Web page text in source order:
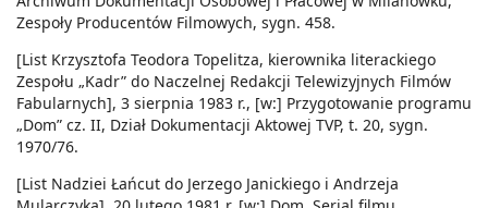
Zespoły Producentów Filmowych, sygn. 458.
[List Krzysztofa Teodora Topelitza, kierownika literackiego
Zespołu „Kadr” do Naczelnej Redakcji Telewizyjnych Filmów
Fabularnych], 3 sierpnia 1983 r., [w:] Przygotowanie programu
„Dom” cz. II, Dział Dokumentacji Aktowej TVP, t. 20, sygn.
1970/76.
[List Nadziei Łańcut do Jerzego Janickiego i Andrzeja